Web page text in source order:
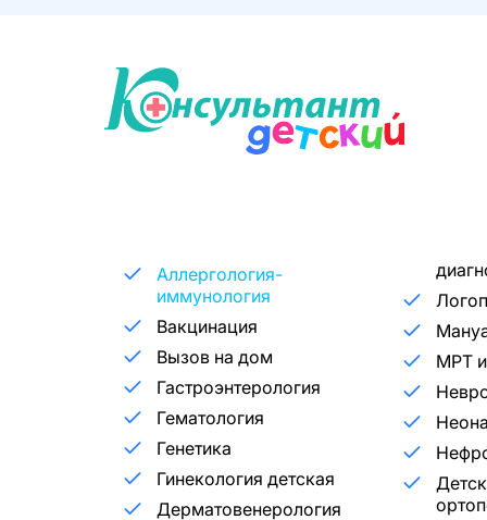
Аллергология-
иммунология
Вакцинация
Вызов на дом
Гастроэнтерология
Гематология
Генетика
Гинекология детская
Дерматовенерология
МРТ